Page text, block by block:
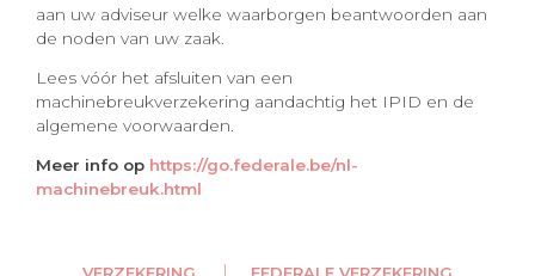
aan uw adviseur welke waarborgen beantwoorden aan
de noden van uw zaak.
Lees vóór het afsluiten van een
machinebreukverzekering aandachtig het IPID en de
algemene voorwaarden.
Meer info op https://go.federale.be/nl-
machinebreuk.html
VERZEKERING FEDERALE VERZEKERING